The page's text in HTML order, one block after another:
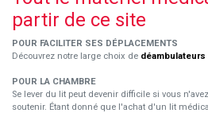
partir de ce site
POUR FACILITER SES DÉPLACEMENTS
Découvrez notre large choix de
POUR LA CHAMBRE
Se lever du lit peut devenir difficile si vous
soutenir. Étant donné que l'achat d'un lit